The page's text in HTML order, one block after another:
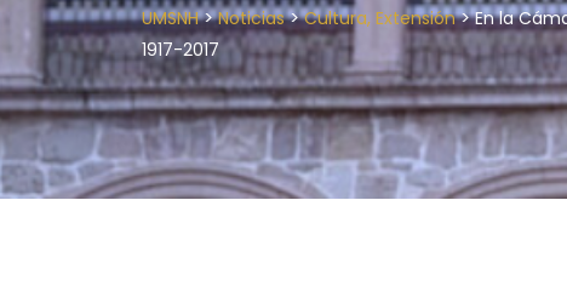
UMSNH>Noticias>Cultura, Extensión>En la
1917-2017